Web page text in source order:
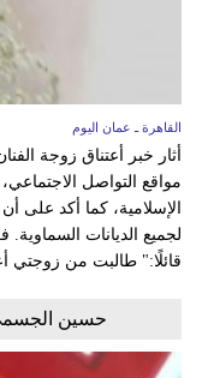
القاهرة ـ عمان اليوم
أثار خبر أعتناق زوجة
مواقع التواصل
الإسلامية، كما أكد على
لجميع الديانات
قائلًا:" طالبت من زوجتي
حسين الجسمي